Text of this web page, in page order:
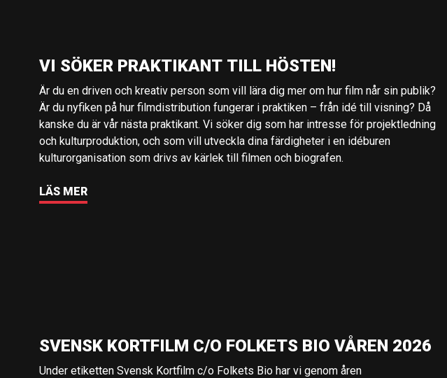
VI SÖKER PRAKTIKANT TILL HÖSTEN!
Är du en driven och kreativ person som vill lära dig mer om hur film når sin publik?
Är du nyfiken på hur filmdistribution fungerar i praktiken – från idé till visning? Då
kanske du är vår nästa praktikant. Vi söker dig som har intresse för projektledning
och kulturproduktion, och som vill utveckla dina färdigheter i en idéburen
kulturorganisation som drivs av kärlek till filmen och biografen.
LÄS MER
SVENSK KORTFILM C/O FOLKETS BIO VÅREN 2026
Under etiketten Svensk Kortfilm c/o Folkets Bio har vi genom åren